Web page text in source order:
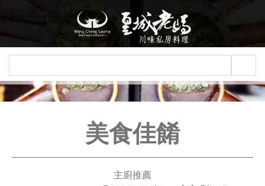
Jump to navigation
美食佳餚
主廚推薦